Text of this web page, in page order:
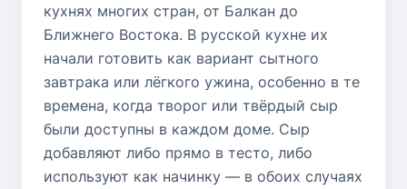
кухнях многих стран, от Балкан до
Ближнего Востока. В русской кухне их
начали готовить как вариант сытного
завтрака или лёгкого ужина, особенно в те
времена, когда творог или твёрдый сыр
были доступны в каждом доме. Сыр
добавляют либо прямо в тесто, либо
используют как начинку — в обоих случаях